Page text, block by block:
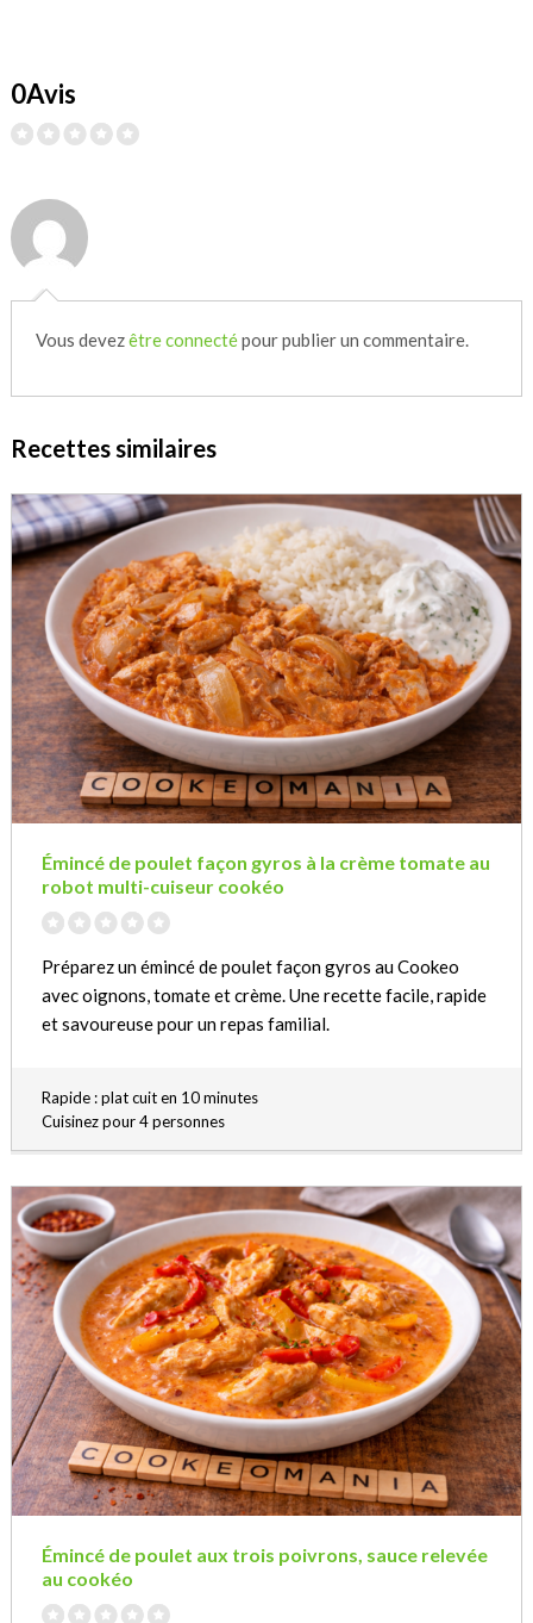
0Avis
Vous devezêtre connectépour publier un commentaire.
Recettes similaires
Émincé de poulet façon gyros à la crème tomate au
robot multi-cuiseur cookéo
Préparez un émincé de poulet façon gyros au Cookeo
avec oignons, tomate et crème. Une recette facile, rapide
et savoureuse pour un repas familial.
Rapide : plat cuit en 10 minutes
Cuisinez pour 4 personnes
Émincé de poulet aux trois poivrons, sauce relevée
au cookéo